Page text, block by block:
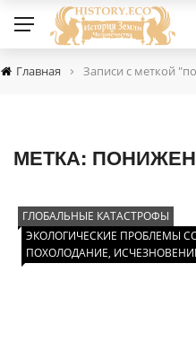
Главная › Записи с меткой
МЕТКА:
ГЛОБАЛЬНЫЕ КАТАСТРОФЫ
ЭКОЛОГИЧЕСКИЕ ПРОБЛЕМЫ
ПОХОЛОДАНИЕ,